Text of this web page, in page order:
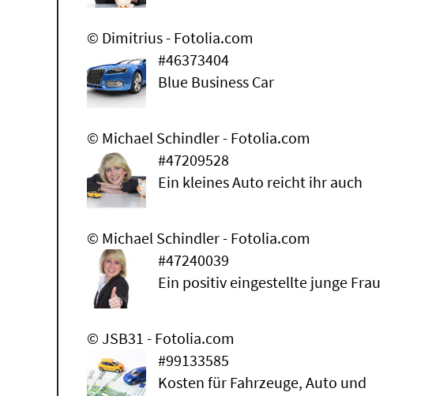
© Dimitrius - Fotolia.com
#46373404
Blue Business Car
© Michael Schindler - Fotolia.com
#47209528
Ein kleines Auto reicht ihr auch
© Michael Schindler - Fotolia.com
#47240039
Ein positiv eingestellte junge Frau
© JSB31 - Fotolia.com
#99133585
Kosten für Fahrzeuge, Auto und